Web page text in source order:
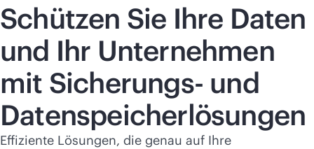
Schützen Sie Ihre Daten
und Ihr Unternehmen
mit Sicherungs- und
Datenspeicherlösungen
Effiziente Lösungen, die genau auf Ihre